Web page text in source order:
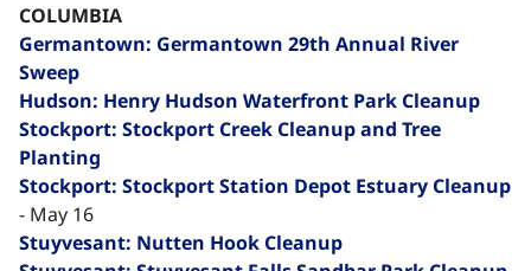
COLUMBIA
Germantown: Germantown 29th Annual River
Sweep
Hudson: Henry Hudson Waterfront Park Cleanup
Stockport: Stockport Creek Cleanup and Tree
Planting
Stockport: Stockport Station Depot Estuary Cleanup
- May 16
Stuyvesant: Nutten Hook Cleanup